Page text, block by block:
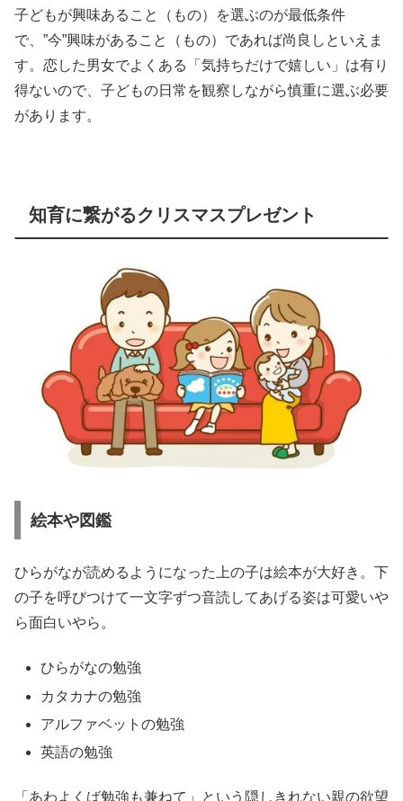
子どもが興味あること（もの）を選ぶのが最低条件
で、”今”興味があること（もの）であれば尚良しといえま
す。恋した男女でよくある「気持ちだけで嬉しい」は有り
得ないので、子どもの日常を観察しながら慎重に選ぶ必要
があります。
知育に繋がるクリスマスプレゼント
絵本や図鑑
ひらがなが読めるようになった上の子は絵本が大好き。下
の子を呼びつけて一文字ずつ音読してあげる姿は可愛いや
ら面白いやら。
ひらがなの勉強
カタカナの勉強
アルファベットの勉強
英語の勉強
「あわよくば勉強も兼ねて」という隠しきれない親の欲望